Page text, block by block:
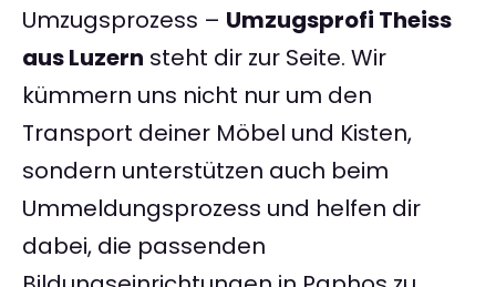
Umzugsprozess – Umzugsprofi Theiss
aus Luzern steht dir zur Seite. Wir
kümmern uns nicht nur um den
Transport deiner Möbel und Kisten,
sondern unterstützen auch beim
Ummeldungsprozess und helfen dir
dabei, die passenden